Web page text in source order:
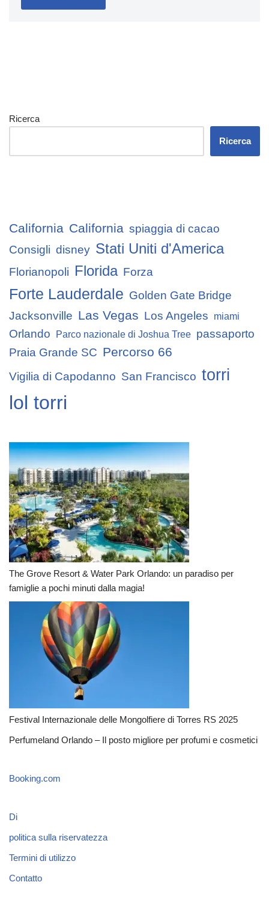
Ricerca
Ricerca
California California spiaggia di cacao
Consigli disney Stati Uniti d'America
Florianopoli Florida Forza
Forte Lauderdale Golden Gate Bridge
Jacksonville Las Vegas Los Angeles miami
Orlando Parco nazionale di Joshua Tree passaporto
Praia Grande SC Percorso 66
Vigilia di Capodanno San Francisco torri
lol torri
The Grove Resort & Water Park Orlando: un paradiso per
famiglie a pochi minuti dalla magia!
Festival Internazionale delle Mongolfiere di Torres RS 2025
Perfumeland Orlando – Il posto migliore per profumi e cosmetici
Booking.com
Di
politica sulla riservatezza
Termini di utilizzo
Contatto